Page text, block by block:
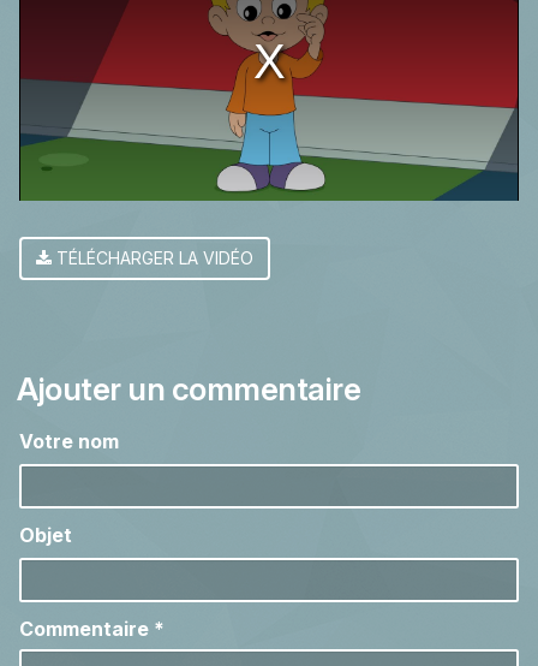
TÉLÉCHARGER LA VIDÉO
Ajouter un commentaire
Votre nom
Objet
Commentaire *